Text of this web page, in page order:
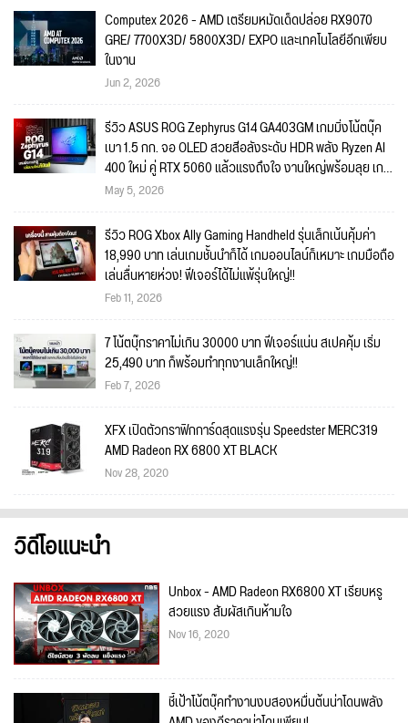
Computex 2026 - AMD เตรียมหมัดเด็ดปล่อย RX9070
GRE/ 7700X3D/ 5800X3D/ EXPO และเทคโนโลยีอีกเพียบ
ในงาน
Jun 2, 2026
รีวิว ASUS ROG Zephyrus G14 GA403GM เกมมิ่งโน้ตบุ๊ค
เบา 1.5 กก. จอ OLED สวยสีอลังระดับ HDR พลัง Ryzen AI
400 ใหม่ คู่ RTX 5060 แล้วแรงถึงใจ งานใหญ่พร้อมลุย เกม
ไหนก็พร้อมเล่น!!
May 5, 2026
รีวิว ROG Xbox Ally Gaming Handheld รุ่นเล็กเน้นคุ้มค่า
18,990 บาท เล่นเกมชั้นนำก็ได้ เกมออนไลน์ก็เหมาะ เกมมือถือ
เล่นลื่นหายห่วง! ฟีเจอร์ได้ไม่แพ้รุ่นใหญ่!!
Feb 11, 2026
7 โน้ตบุ๊กราคาไม่เกิน 30000 บาท ฟีเจอร์แน่น สเปคคุ้ม เริ่ม
25,490 บาท ก็พร้อมทำทุกงานเล็กใหญ่!!
Feb 7, 2026
XFX เปิดตัวกราฟิกการ์ดสุดแรงรุ่น Speedster MERC319
AMD Radeon RX 6800 XT BLACK
Nov 28, 2020
วิดีโอแนะนำ
Unbox - AMD Radeon RX6800 XT เรียบหรู
สวยแรง สัมผัสเกินห้ามใจ
Nov 16, 2020
ชี้เป้าโน้ตบุ๊คทำงานงบสองหมื่นต้นน่าโดนพลัง